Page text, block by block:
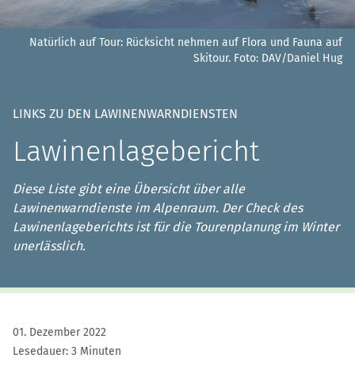
Natürlich auf Tour: Rücksicht nehmen auf Flora und Fauna auf
Skitour. Foto: DAV/Daniel Hug
LINKS ZU DEN LAWINENWARNDIENSTEN
Lawinenlagebericht
Diese Liste gibt eine Übersicht über alle
Lawinenwarndienste im Alpenraum. Der Check des
Lawinenlageberichts ist für die Tourenplanung im Winter
unerlässlich.
01. Dezember 2022
Lesedauer: 3 Minuten